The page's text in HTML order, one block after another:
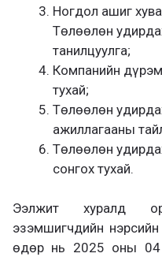
Ногдол ашиг
Төлөөлөн
танилцуулга;
Компанийн
тухай;
Төлөөлөн
ажиллагааны
Төлөөлөн
сонгох тухай.
Ээлжит хуралд
эзэмшигчдийн нэрсийн
өдөр нь 2025 оны